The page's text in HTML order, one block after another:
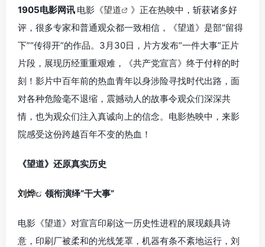
1905电影网讯 电影《望道
》正在热映中，斩获诸多好
评，很多专家和普通观众都一致相信，《望道》是部“留得
下”“传得开”的作品。3月30日，片方发布“一件大事”正片
片段，展现历经重重艰难，《共产党宣言》终于付梓的时
刻！影片中百年前的热血青年以身涉险寻找时代出路，面
对各种危险毫不退缩，震撼动人的故事令观众们深深共
情，也为观众们注入真诚向上的信念。电影热映中，来影
院感受这份跨越百年不变的热血！
《望道》还原真实历史
刘烨 领衔演绎“干大事”
电影《望道》对宣言印刷这一历史性进程的展现颇具诗
意，印刷厂被柔和的光线笼罩，机器有条不紊地运行，刘